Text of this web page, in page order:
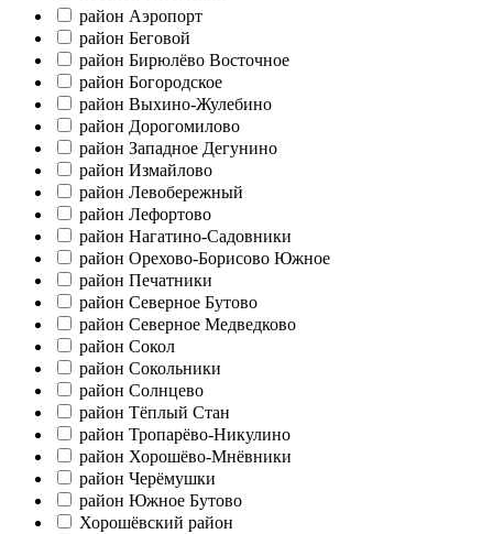
район Аэропорт
район Беговой
район Бирюлёво Восточное
район Богородское
район Выхино-Жулебино
район Дорогомилово
район Западное Дегунино
район Измайлово
район Левобережный
район Лефортово
район Нагатино-Садовники
район Орехово-Борисово Южное
район Печатники
район Северное Бутово
район Северное Медведково
район Сокол
район Сокольники
район Солнцево
район Тёплый Стан
район Тропарёво-Никулино
район Хорошёво-Мнёвники
район Черёмушки
район Южное Бутово
Хорошёвский район